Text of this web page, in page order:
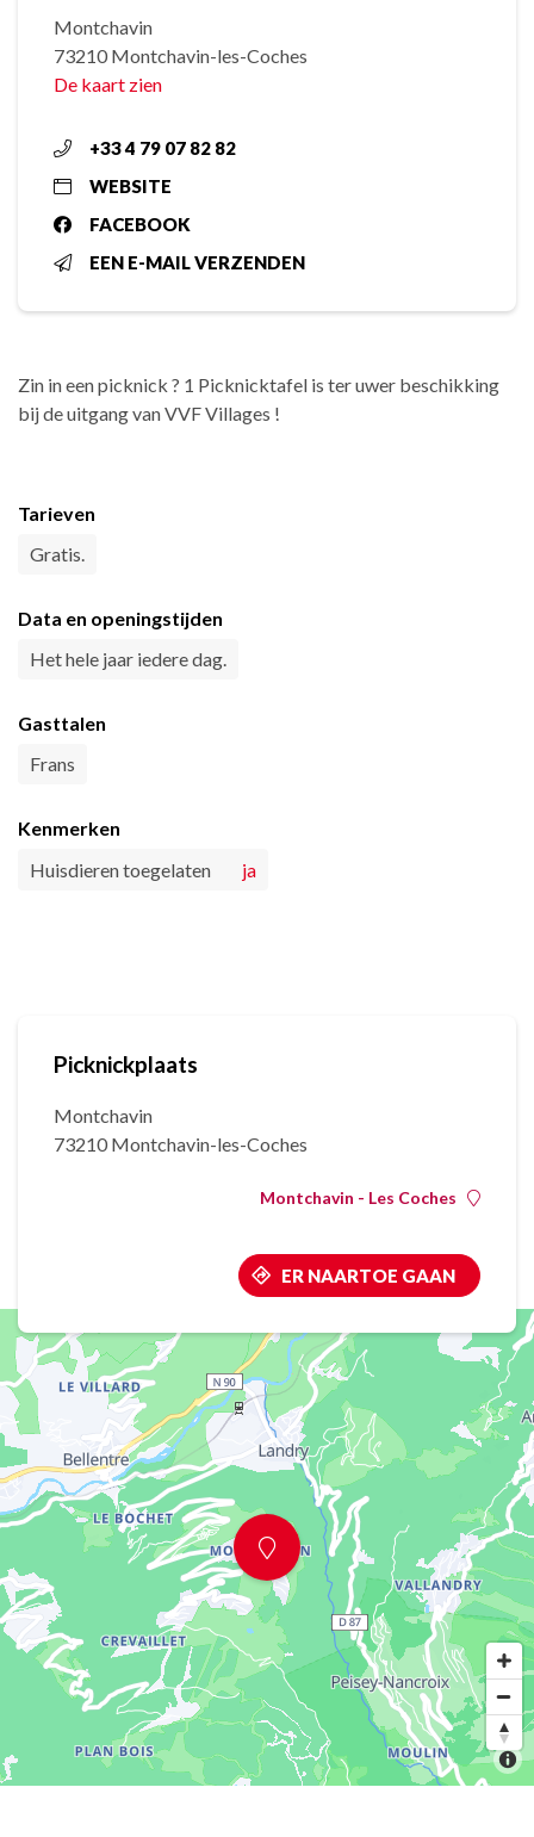
Montchavin
73210 Montchavin-les-Coches
De kaart zien
+33 4 79 07 82 82
WEBSITE
FACEBOOK
EEN E-MAIL VERZENDEN
Zin in een picknick ? 1 Picknicktafel is ter uwer beschikking
bij de uitgang van VVF Villages !
Tarieven
Gratis.
Data en openingstijden
Het hele jaar iedere dag.
Gasttalen
Frans
Kenmerken
Huisdieren toegelaten
ja
Picknickplaats
Montchavin
73210 Montchavin-les-Coches
Montchavin - Les Coches
ER NAARTOE GAAN